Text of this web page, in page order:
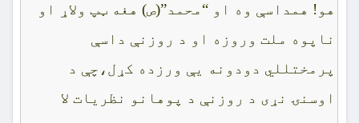
هو! همداسې وه او “محمد”(ص) هغه ټپ ولاړ او
ناپوه ملت وروزه او د روزنې داسې
پرمختللي دودونه يې ورزده کړل،چې د
اوسنۍ نړى د روزنې د پوهانو نظريات لا